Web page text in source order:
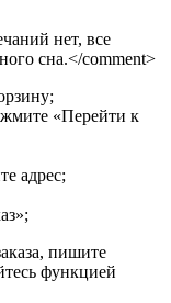
нет, все
сна.</comment>
«Перейти к
адрес;
пишите
функцией